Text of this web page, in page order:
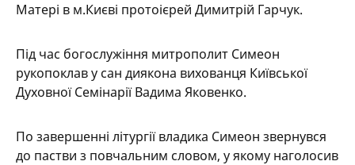
Матері в м.Києві протоієрей Димитрій Гарчук.
Під час богослужіння митрополит Симеон
рукопоклав у сан диякона вихованця Київської
Духовної Семінарії Вадима Яковенко.
По завершенні літургії владика Симеон звернувся
до пастви з повчальним словом, у якому наголосив